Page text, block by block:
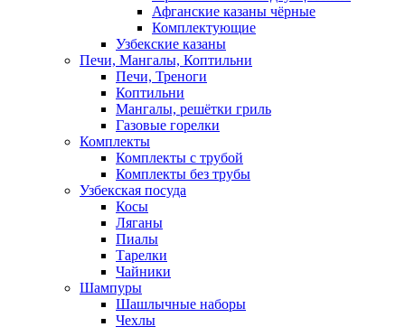
Афганские казаны чёрные
Комплектующие
Узбекские казаны
Печи, Мангалы, Коптильни
Печи, Треноги
Коптильни
Мангалы, решётки гриль
Газовые горелки
Комплекты
Комплекты с трубой
Комплекты без трубы
Узбекская посуда
Косы
Ляганы
Пиалы
Тарелки
Чайники
Шампуры
Шашлычные наборы
Чехлы